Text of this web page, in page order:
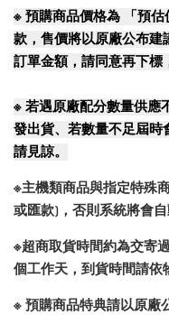
※ 預購商品價格為 「預
款，售價將以原廠公布建
訂單金額，請同意再下標
※ 若遇原廠配分數量供應
發出貨、若數量不足屆時
請見諒。
※主機類商品與指定特殊
或匯款)，否則系統將會自
※超商取貨時間約為交寄
個工作天，到貨時間請依
※ 預購商品特典請以原廠